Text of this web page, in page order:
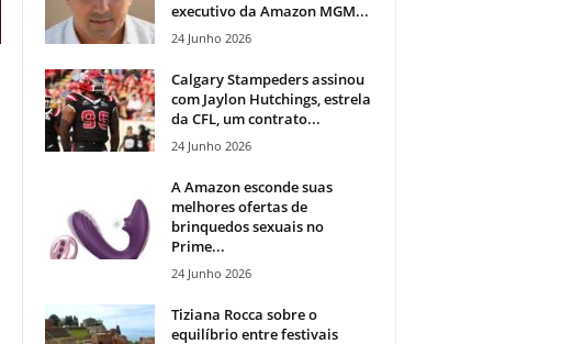
executivo da Amazon MGM...
24 Junho 2026
Calgary Stampeders assinou
com Jaylon Hutchings, estrela
da CFL, um contrato...
24 Junho 2026
A Amazon esconde suas
melhores ofertas de
brinquedos sexuais no
Prime...
24 Junho 2026
Tiziana Rocca sobre o
equilíbrio entre festivais